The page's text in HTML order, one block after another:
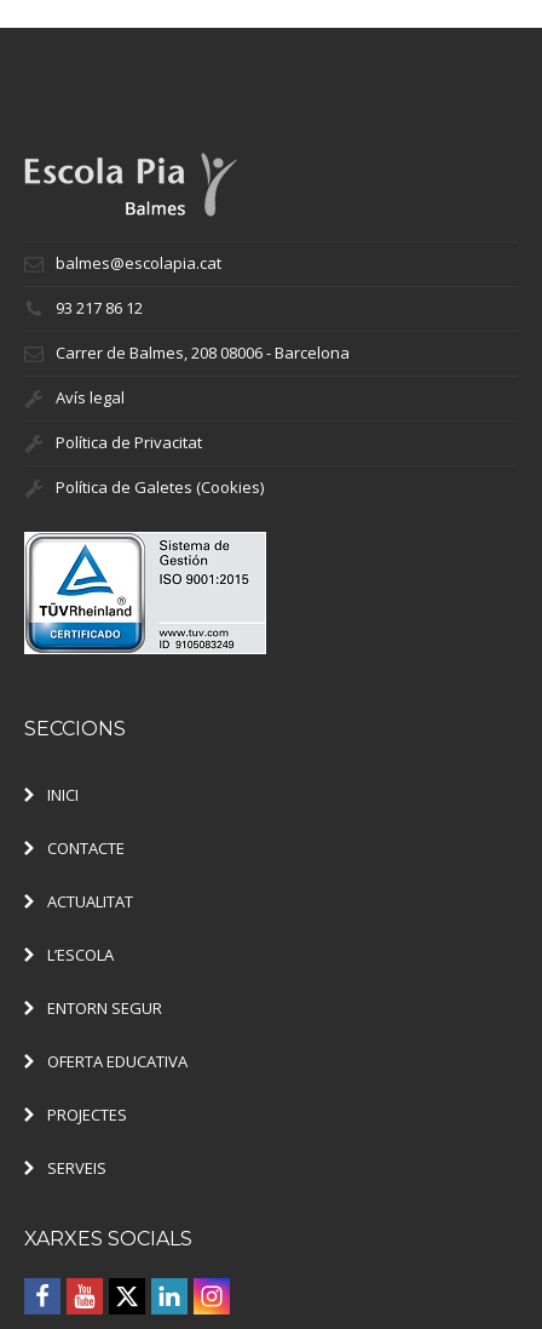
balmes@escolapia.cat
93 217 86 12
Carrer de Balmes, 208 08006 - Barcelona
Avís legal
Política de Privacitat
Política de Galetes (Cookies)
SECCIONS
INICI
CONTACTE
ACTUALITAT
L’ESCOLA
ENTORN SEGUR
OFERTA EDUCATIVA
PROJECTES
SERVEIS
XARXES SOCIALS